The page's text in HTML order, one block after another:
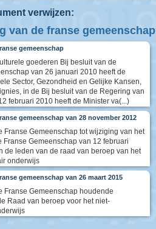
verwijzen:
van de franse gemeenschap
gemeenschap
goederen Bij besluit van de
van 26 januari 2010 heeft de
Sector, Gezondheid en Gelijke Kansen,
in de Bij besluit van de Regering van
februari 2010 heeft de Minister va(...)
gemeenschap van 28 november 2012
Franse Gemeenschap tot wijziging van het
Gemeenschap van 12 februari
de leden van de raad van beroep van het
onderwijs
gemeenschap van 26 maart 2015
Franse Gemeenschap houdende
Raad van beroep voor het niet-